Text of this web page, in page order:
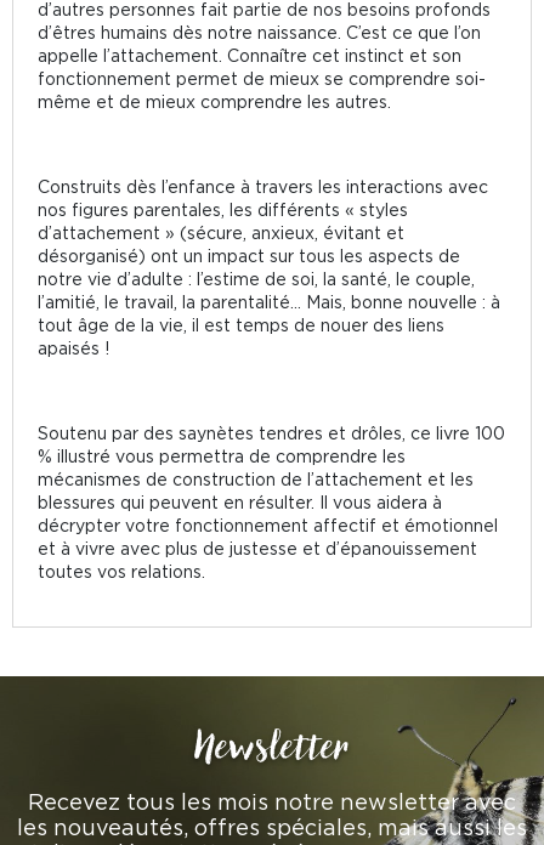
d’autres personnes fait partie de nos besoins profonds
d’êtres humains dès notre naissance. C’est ce que l’on
appelle l’attachement. Connaître cet instinct et son
fonctionnement permet de mieux se comprendre soi-
même et de mieux comprendre les autres.
Construits dès l’enfance à travers les interactions avec
nos figures parentales, les différents « styles
d’attachement » (sécure, anxieux, évitant et
désorganisé) ont un impact sur tous les aspects de
notre vie d’adulte : l’estime de soi, la santé, le couple,
l’amitié, le travail, la parentalité… Mais, bonne nouvelle : à
tout âge de la vie, il est temps de nouer des liens
apaisés !
Soutenu par des saynètes tendres et drôles, ce livre 100
% illustré vous permettra de comprendre les
mécanismes de construction de l’attachement et les
blessures qui peuvent en résulter. Il vous aidera à
décrypter votre fonctionnement affectif et émotionnel
et à vivre avec plus de justesse et d’épanouissement
toutes vos relations.
Newsletter
Recevez tous les mois notre newsletter avec
les nouveautés, offres spéciales, mais aussi les